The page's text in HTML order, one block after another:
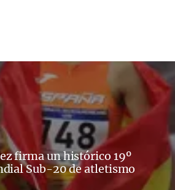
firma un histórico 19º
Sub-20 de atletismo